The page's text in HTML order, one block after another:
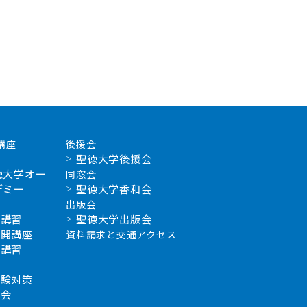
座
学オー
ー
習
講座
習
対策
後援会
聖徳大学後援会
同窓会
聖徳大学香和会
出版会
聖徳大学出版会
資料請求と交通アクセス